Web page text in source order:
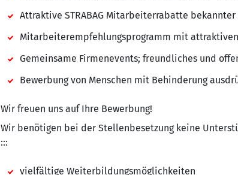
Attraktive STRABAG Mitarbeiterrabatte
Mitarbeiterempfehlungsprogramm mit
Gemeinsame Firmenevents; freundliches und
Bewerbung von Menschen mit Behinderung
Wir freuen uns auf Ihre Bewerbung!
Wir benötigen bei der Stellenbesetzung keine
:::
vielfältige Weiterbildungsmöglichkeiten